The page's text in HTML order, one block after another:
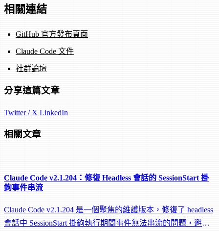
相關連結
GitHub 官方發布頁面
Claude Code 文件
社群論壇
分享這篇文章
Twitter / X LinkedIn
相關文章
Claude Code v2.1.204：修復 Headless 會話的 SessionStart 掛
鉤事件串流
Claude Code v2.1.204 是一個聚焦的維護版本，修復了 headless
會話中 SessionStart 掛鉤執行期間事件無法串流的問題，避免